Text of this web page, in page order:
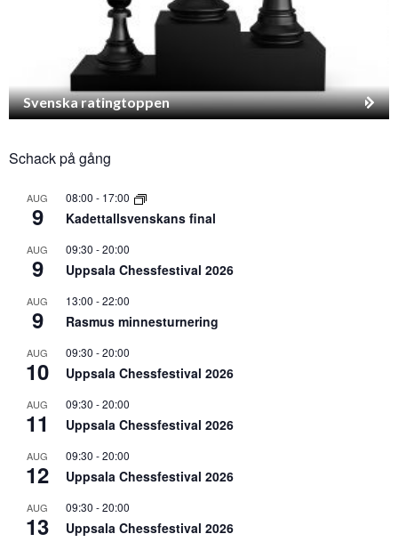
Svenska ratingtoppen
Schack på gång
AUG
9
08:00 - 17:00
Kadettallsvenskans final
AUG
9
09:30 -20:00
Uppsala Chessfestival 2026
AUG
9
13:00 -22:00
Rasmus minnesturnering
AUG
10
09:30 -20:00
Uppsala Chessfestival 2026
AUG
11
09:30 -20:00
Uppsala Chessfestival 2026
AUG
12
09:30 -20:00
Uppsala Chessfestival 2026
AUG
13
09:30 -20:00
Uppsala Chessfestival 2026